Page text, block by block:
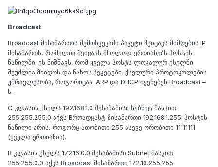
Broadcast
Broadcast მისამართის შემთხვევაში პაკეტი შეიცავს მიმღების IP
მისამართს, რომელიც შეიცავს მხოლოდ ერთიანებს ჰოსტის
ნაწილში. ეს ნიშნავს, რომ ყველა ჰოსტს ლოკალურ ქსელში
შეუძლია მიიღოს და ნახოს პეკეტები. ქსელური პროტოკოლების
უმრავლესობა, როგორიცაა: ARP და DHCP იყენებენ Broadcast –
ს.
C კლასის ქსელს 192.168.1.0 შესაბამისი სუბნეტ მასკით
255.255.255.0 აქვს Bროადცასტ მისამართი 192.168.1.255. ჰოსტის
ნაწილი არის, როგორც ათობითი 255 ასევე ორობითი 11111111
(ყველა ერთიანია).
B კლასის ქსელს 172.16.0.0 შესაბამისი Subnet მასკით
255.255.0.0 აქვს Broadcast მისამართი 172.16.255.255.